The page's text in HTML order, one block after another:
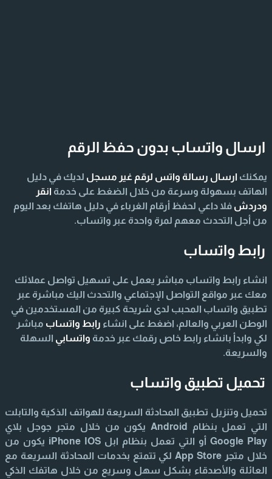
ارسال واتساب بدون حفظ الرقم
يمكنك ارسال رسالة واتس لرقم غير مسجل لديك في دليل
الهاتف بسهولة وسرعة من خلال الضغط على خدمة انقر
ودردش فلا داعي لحفظ أرقام الغرباء في دليل هاتفك بعد اليوم
من أجل التحدث معهم لمرة واحدة عبر واتساب.
رابط واتساب
انشاء رابط واتساب مباشر يعمل على تسهيل تواصل عملائك
معك عبر مواقع التواصل الإجتماعي والتحدث اليك مباشرة عبر
تطبيق واتساب المحبب لدى شريحة كبيرة من المستخدمين في
الوطن العربي والعالم، اضغط على انشاء رابط واتساب مباشر
لكي وابدأ بانشاء رابط خاص رقمك عبر خدمة واتسابي السهلة
والسريعة.
تحميل تطبيق واتساب
تحميل وتنزيل تطبيق المحادثة السريعة للهواتف الذكية والتابلت
التي تعمل بنظام Android يكون من خلال متجر جوجل بلاي
Google Play أو التي تعمل بنظام ابل iPhone IOS يكون من
خلال متجر App Store لكي تتمتع بخدمات المحادثة السريعة مع
العائلة والأصدقاء بشكل سهل وسريع من خلال هاتفك الذكي